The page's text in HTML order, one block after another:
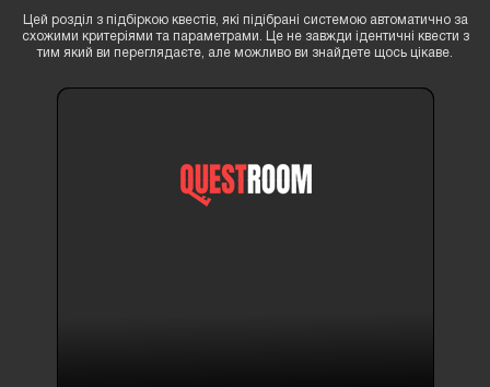
Цей розділ з підбіркою квестів, які підібрані системою автоматично за
схожими критеріями та параметрами. Це не завжди ідентичні квести з
тим який ви переглядаєте, але можливо ви знайдете щось цікаве.
ЩЕ КВЕСТИ ВІД КОМПАНІЇ "MR.
VR"